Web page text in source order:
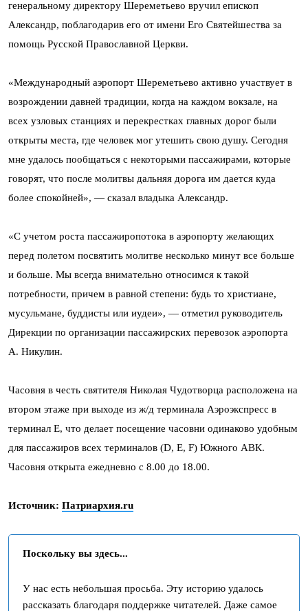
генеральному директору Шереметьево вручил епископ
Александр, поблагодарив его от имени Его Святейшества за
помощь Русской Православной Церкви.
«Международный аэропорт Шереметьево активно участвует в
возрождении давней традиции, когда на каждом вокзале, на
всех узловых станциях и перекрестках главных дорог были
открыты места, где человек мог утешить свою душу. Сегодня
мне удалось пообщаться с некоторыми пассажирами, которые
говорят, что после молитвы дальняя дорога им дается куда
более спокойней», — сказал владыка Александр.
«С учетом роста пассажиропотока в аэропорту желающих
перед полетом посвятить молитве несколько минут все больше
и больше. Мы всегда внимательно относимся к такой
потребности, причем в равной степени: будь то христиане,
мусульмане, буддисты или иудеи», — отметил руководитель
Дирекции по организации пассажирских перевозок аэропорта
А. Никулин.
Часовня в честь святителя Николая Чудотворца расположена на
втором этаже при выходе из ж/д терминала Аэроэкспресс в
терминал Е, что делает посещение часовни одинаково удобным
для пассажиров всех терминалов (D, E, F) Южного АВК.
Часовня открыта ежедневно с 8.00 до 18.00.
Источник: Патриархия.ru
Поскольку вы здесь...
У нас есть небольшая просьба. Эту историю удалось
рассказать благодаря поддержке читателей. Даже самое